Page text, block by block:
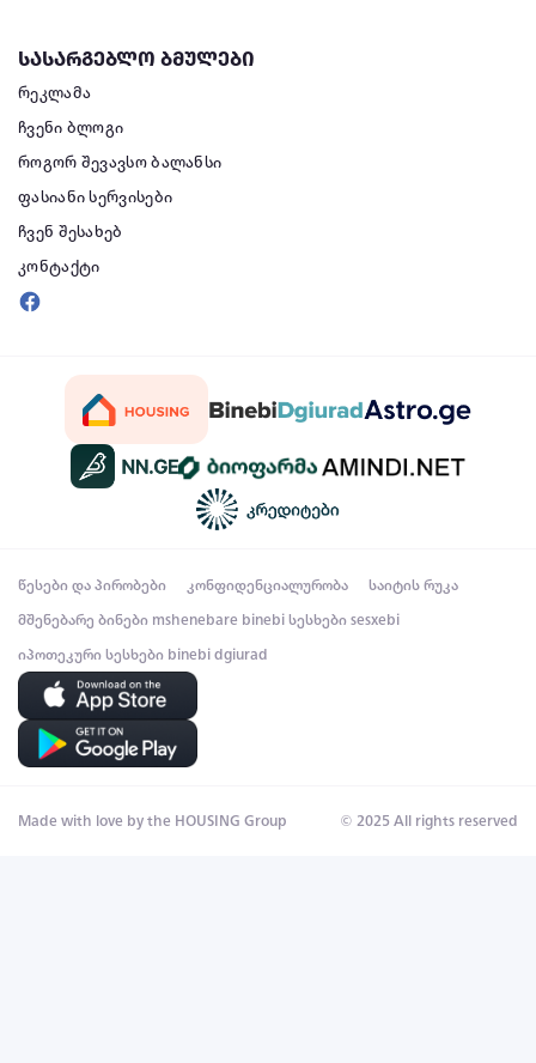
სასარგებლო ბმულები
რეკლამა
ჩვენი ბლოგი
როგორ შევავსო ბალანსი
ფასიანი სერვისები
ჩვენ შესახებ
კონტაქტი
წესები და პირობები კონფიდენციალურობა საიტის რუკა
მშენებარე ბინები mshenebare binebi სესხები sesxebi
იპოთეკური სესხები binebi dgiurad
Made with love by the HOUSING Group © 2025 All rights reserved